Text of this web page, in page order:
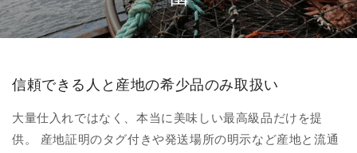
信頼できる人と産地の希少品のみ取扱い
大量仕入れではなく、本当に美味しい最高級品だけを提
供。 産地証明のタグ付きや発送場所の明示など産地と流通